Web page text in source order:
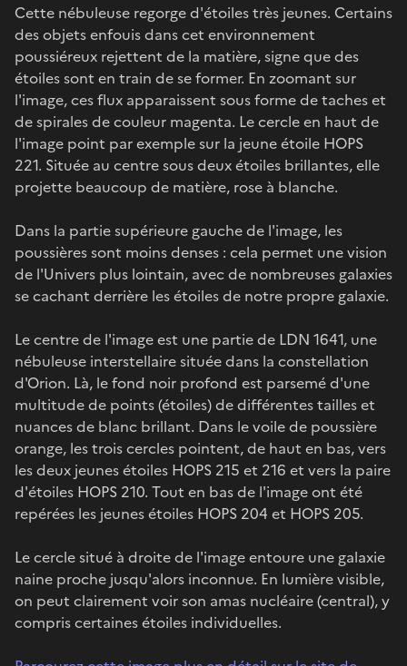
Cette nébuleuse regorge d'étoiles très jeunes. Certains
des objets enfouis dans cet environnement
poussiéreux rejettent de la matière, signe que des
étoiles sont en train de se former. En zoomant sur
l'image, ces flux apparaissent sous forme de taches et
de spirales de couleur magenta. Le cercle en haut de
l'image point par exemple sur la jeune étoile HOPS
221. Située au centre sous deux étoiles brillantes, elle
projette beaucoup de matière, rose à blanche.
Dans la partie supérieure gauche de l'image, les
poussières sont moins denses : cela permet une vision
de l'Univers plus lointain, avec de nombreuses galaxies
se cachant derrière les étoiles de notre propre galaxie.
Le centre de l'image est une partie de LDN 1641, une
nébuleuse interstellaire située dans la constellation
d'Orion. Là, le fond noir profond est parsemé d'une
multitude de points (étoiles) de différentes tailles et
nuances de blanc brillant. Dans le voile de poussière
orange, les trois cercles pointent, de haut en bas, vers
les deux jeunes étoiles HOPS 215 et 216 et vers la paire
d'étoiles HOPS 210. Tout en bas de l'image ont été
repérées les jeunes étoiles HOPS 204 et HOPS 205.
Le cercle situé à droite de l'image entoure une galaxie
naine proche jusqu'alors inconnue. En lumière visible,
on peut clairement voir son amas nucléaire (central), y
compris certaines étoiles individuelles.